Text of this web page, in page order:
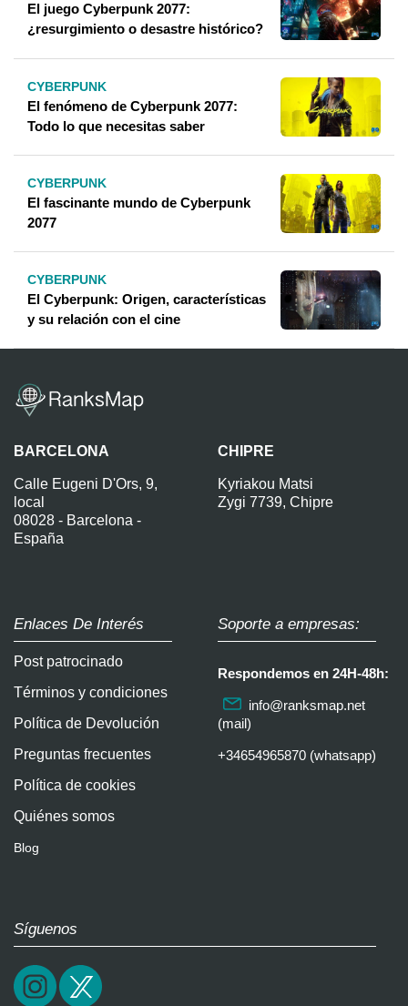
El juego Cyberpunk 2077:
¿resurgimiento o desastre histórico?
CYBERPUNK
El fenómeno de Cyberpunk 2077:
Todo lo que necesitas saber
CYBERPUNK
El fascinante mundo de Cyberpunk
2077
CYBERPUNK
El Cyberpunk: Origen, características
y su relación con el cine
BARCELONA
Calle Eugeni D'Ors, 9,
local
08028 - Barcelona -
España
CHIPRE
Kyriakou Matsi
Zygi 7739, Chipre
Enlaces De Interés
Post patrocinado
Términos y condiciones
Política de Devolución
Preguntas frecuentes
Política de cookies
Quiénes somos
Blog
Soporte a empresas:
Respondemos en 24H-48h:
info@ranksmap.net
(mail)
+34654965870 (whatsapp)
Síguenos